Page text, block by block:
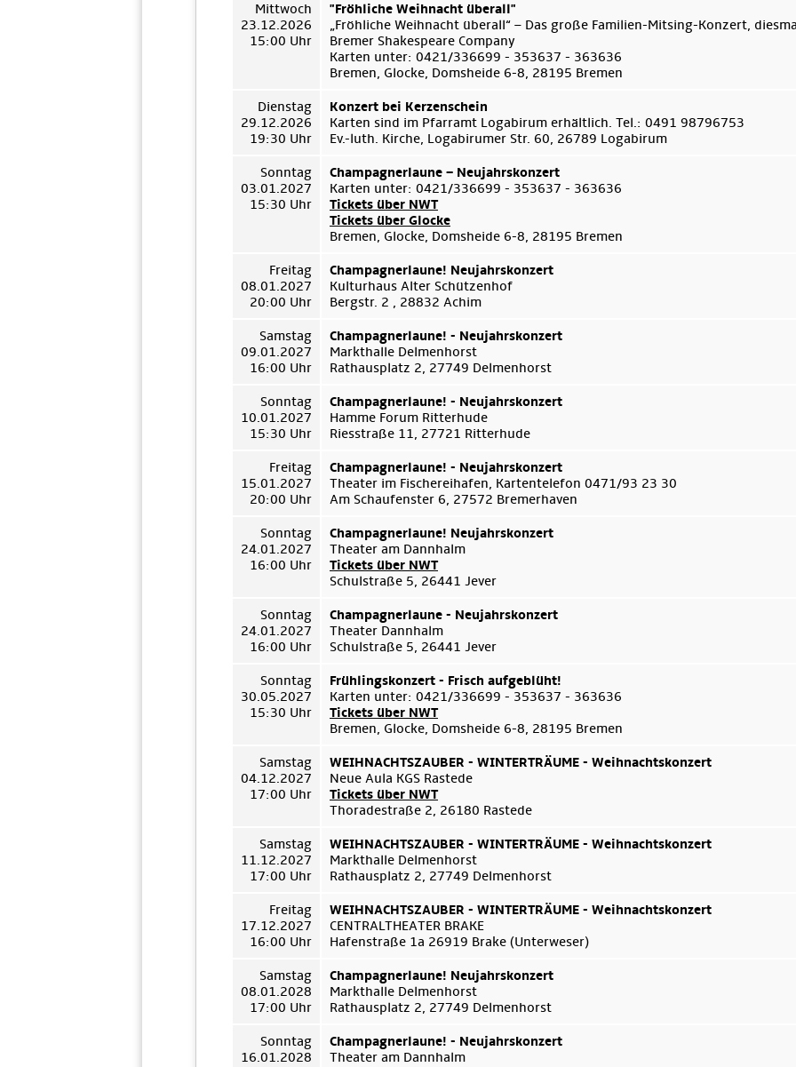
Mittwoch
23.12.2026
15:00 Uhr
"Fröhliche Weihnacht überall"
„Fröhliche Weihnacht überall“ – Das große Familien-Mitsing-Konzert,
Bremer Shakespeare Company
Karten unter: 0421/336699 - 353637 - 363636
Bremen, Glocke, Domsheide 6-8, 28195 Bremen
Dienstag
29.12.2026
19:30 Uhr
Konzert bei Kerzenschein
Karten sind im Pfarramt Logabirum erhältlich. Tel.: 0491 98796753
Ev.-luth. Kirche, Logabirumer Str. 60, 26789 Logabirum
Sonntag
03.01.2027
15:30 Uhr
Champagnerlaune – Neujahrskonzert
Karten unter: 0421/336699 - 353637 - 363636
Tickets über NWT
Tickets über Glocke
Bremen, Glocke, Domsheide 6-8, 28195 Bremen
Freitag
08.01.2027
20:00 Uhr
Champagnerlaune! Neujahrskonzert
Kulturhaus Alter Schützenhof
Bergstr. 2 , 28832 Achim
Samstag
09.01.2027
16:00 Uhr
Champagnerlaune! - Neujahrskonzert
Markthalle Delmenhorst
Rathausplatz 2, 27749 Delmenhorst
Sonntag
10.01.2027
15:30 Uhr
Champagnerlaune! - Neujahrskonzert
Hamme Forum Ritterhude
Riesstraße 11, 27721 Ritterhude
Freitag
15.01.2027
20:00 Uhr
Champagnerlaune! - Neujahrskonzert
Theater im Fischereihafen, Kartentelefon 0471/93 23 30
Am Schaufenster 6, 27572 Bremerhaven
Sonntag
24.01.2027
16:00 Uhr
Champagnerlaune! Neujahrskonzert
Theater am Dannhalm
Tickets über NWT
Schulstraße 5, 26441 Jever
Sonntag
24.01.2027
16:00 Uhr
Champagnerlaune - Neujahrskonzert
Theater Dannhalm
Schulstraße 5, 26441 Jever
Sonntag
30.05.2027
15:30 Uhr
Frühlingskonzert - Frisch aufgeblüht!
Karten unter: 0421/336699 - 353637 - 363636
Tickets über NWT
Bremen, Glocke, Domsheide 6-8, 28195 Bremen
Samstag
04.12.2027
17:00 Uhr
WEIHNACHTSZAUBER - WINTERTRÄUME - Weihnachtskonzert
Neue Aula KGS Rastede
Tickets über NWT
Thoradestraße 2, 26180 Rastede
Samstag
11.12.2027
17:00 Uhr
WEIHNACHTSZAUBER - WINTERTRÄUME - Weihnachtskonzert
Markthalle Delmenhorst
Rathausplatz 2, 27749 Delmenhorst
Freitag
17.12.2027
16:00 Uhr
WEIHNACHTSZAUBER - WINTERTRÄUME - Weihnachtskonzert
CENTRALTHEATER BRAKE
Hafenstraße 1a 26919 Brake (Unterweser)
Samstag
08.01.2028
17:00 Uhr
Champagnerlaune! Neujahrskonzert
Markthalle Delmenhorst
Rathausplatz 2, 27749 Delmenhorst
Sonntag
16.01.2028
Champagnerlaune! - Neujahrskonzert
Theater am Dannhalm